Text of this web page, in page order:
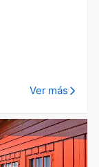
Ver más